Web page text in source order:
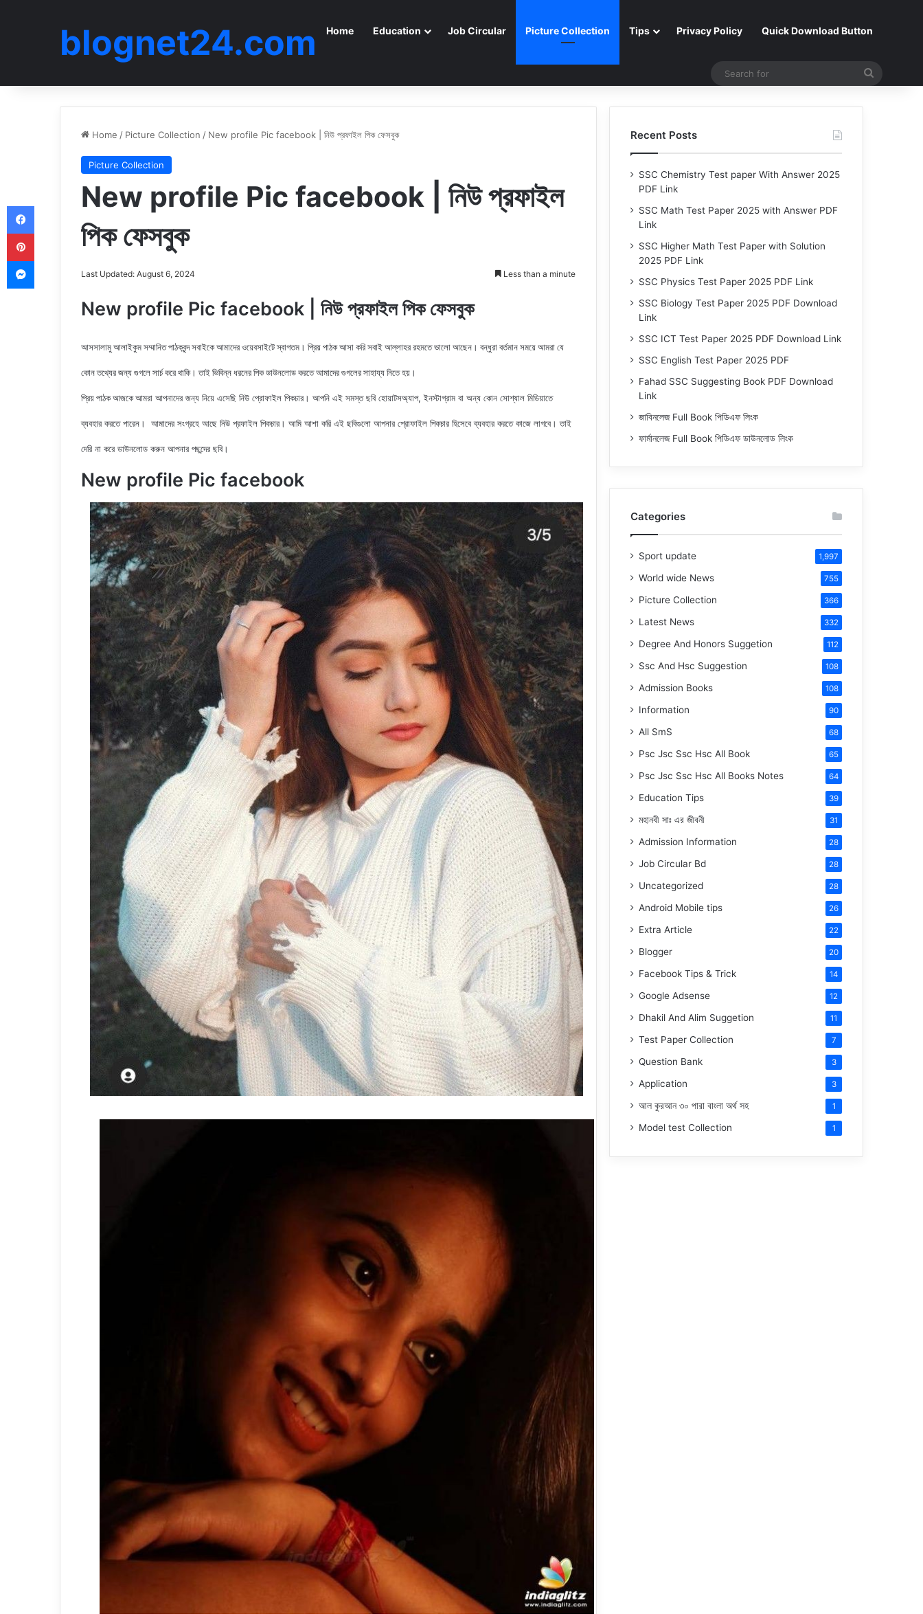
blognet24.com Home Education Job Circular Picture Collection Tips Privacy Policy Quick Download Button
Home / Picture Collection / New profile Pic facebook | নিউ প্রফাইল পিক ফেসবুক
Picture Collection
New profile Pic facebook | নিউ প্রফাইল
পিক ফেসবুক
Last Updated: August 6, 2024 Less than a minute
New profile Pic facebook | নিউ প্রফাইল পিক ফেসবুক
আসসালামু আলাইকুম সম্মানিত পাঠকবৃন্দ সবাইকে আমাদের ওয়েবসাইটে স্বাগতম। প্রিয় পাঠক আসা করি সবাই আল্লাহর রহমতে ভালো আছেন। বন্ধুরা বর্তমান সময়ে আমরা যে
কোন তথ্যের জন্য গুগলে সার্চ করে থাকি। তাই ভিবিন্ন ধরনের পিক ডাউনলোড করতে আমাদের গুগলের সাহায্য নিতে হয়।
প্রিয় পাঠক আজকেআমরা আপনাদের জন্য নিয়ে এসেছি নিউ প্রোফাইল পিকচার। আপনি এই সমস্ত ছবি হোয়াটসঅ্যাপ, ইনস্টাগ্রাম বা অন্য কোন সোশ্যাল মিডিয়াতে
ব্যবহার করতে পারেন। আমাদের সংগ্রহে আছে নিউ প্রফাইল পিকচার । আমি আশা করি এই ছবিগুলো আপনার প্রোফাইল পিকচার হিসেবে ব্যবহার করতে কাজে লাগবে। তাই
দেরি না করে ডাউনলোড করুন আপনার পছন্দের ছবি।
New profile Pic facebook
Recent Posts
SSC Chemistry Test paper With Answer 2025
PDF Link
SSC Math Test Paper 2025 with Answer PDF
Link
SSC Higher Math Test Paper with Solution
2025 PDF Link
SSC Physics Test Paper 2025 PDF Link
SSC Biology Test Paper 2025 PDF Download
Link
SSC ICT Test Paper 2025 PDF Download Link
SSC English Test Paper 2025 PDF
Fahad SSC Suggesting Book PDF Download
Link
জাবিনলেজ Full Book পিডিএফ লিংক
ফার্মানলেজ Full Book পিডিএফ ডাউনলোড লিংক
Categories
Sport update 1,997
World wide News 755
Picture Collection 366
Latest News 332
Degree And Honors Suggetion 112
Ssc And Hsc Suggestion 108
Admission Books 108
Information 90
All SmS 68
Psc Jsc Ssc Hsc All Book 65
Psc Jsc Ssc Hsc All Books Notes 64
Education Tips 39
মহানবীসাঃ এর জীবনী 31
Admission Information 28
Job Circular Bd 28
Uncategorized 28
Android Mobile tips 26
Extra Article 22
Blogger 20
Facebook Tips & Trick 14
Google Adsense 12
Dhakil And Alim Suggetion 11
Test Paper Collection 7
Question Bank 3
Application 3
আল কুরআন ৩০ পারা বাংলা অর্থ সহ 1
Model test Collection 1
Facebook
Pinterest
Messenger